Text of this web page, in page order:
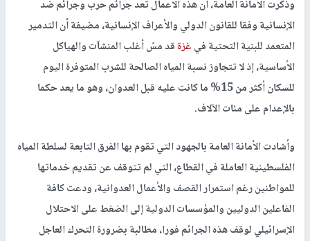
وذكرت الأمانة العامة، أن هذه الأعمال تعد جرائم حرب وجرائم ضد
الإنسانية وفقا للقانون الدولي والأعراف الإنسانية، مضيفة أن التدمير
المتعمد للبنية التحتية فيغزةقد مسّ أغلب المنشآت والهياكل
الأساسية، إذ لا تتجاوز نسبة المياه الصالحة للشرب المتوفرة اليوم
للسكان أكثر من 15% ما كانت عليه قبل العدوان، وهو ما يعد حكما
بالإعدام على مئات الآلاف.
وأشادت الأمانة العامة بالجهود التي تقوم بها الفرق التابعة لسلطة المياه
الفلسطينية العاملة في القطاع، التي لم تتوقف عن تقديم خدماتها
للمواطنين رغم استمرار القصف والأعمال العدوانية، ودعت كافة
الفاعلين الدوليين والمؤسسات الدولية إلى الضغط على الاحتلال
الإسرائيلي لوقف هذه الجرائم فورا، مطالبة بضرورة التحرك العاجل